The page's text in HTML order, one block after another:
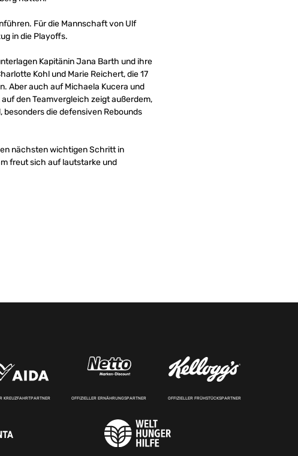
Für die Mannschaft von Ulf
in die Playoffs.
Kapitänin Jana Barth und ihre
Kohl und Marie Reichert, die 17
Aber auch auf Michaela Kucera und
den Teamvergleich zeigt außerdem,
die defensiven Rebounds
nächsten wichtigen Schritt in
freut sich auf lautstarke und
KREUZFAHRTPARTNER OFFIZIELLER ERNÄHRUNGSPARTNER OFFIZIELLER FRÜHSTÜCKSPARTNER